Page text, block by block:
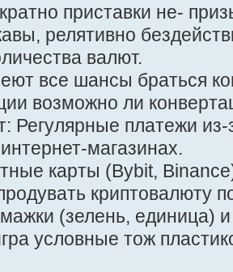
приставки не-
релятивно
валют.
все шансы браться
возможно ли
Регулярные платежи из-
магазинах.
карты (Bybit,
криптовалюту
(зелень, единица) и
условные тож